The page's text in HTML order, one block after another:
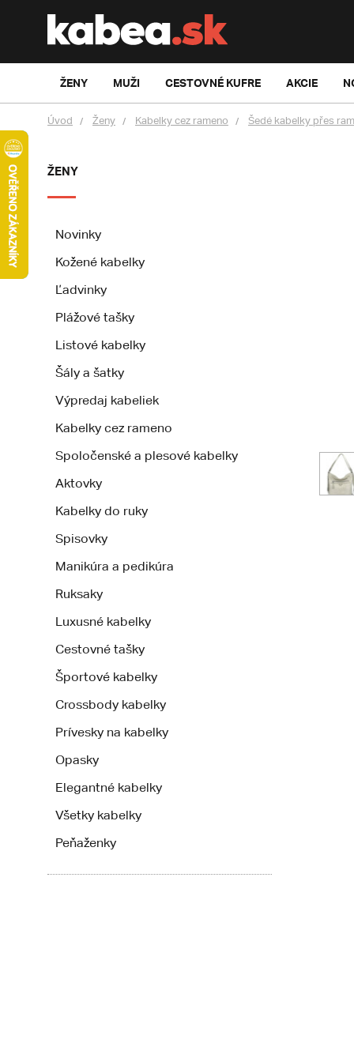
ŽENY MUŽI CESTOVNÉ KUFRE AKCIE
Úvod Ženy Kabelky cez rameno Šedé kabelky přes
ŽENY
Novinky
Kožené kabelky
Ľadvinky
Plážové tašky
Listové kabelky
Šály a šatky
Výpredaj kabeliek
Kabelky cez rameno
Spoločenské a plesové kabelky
Aktovky
Kabelky do ruky
Spisovky
Manikúra a pedikúra
Ruksaky
Luxusné kabelky
Cestovné tašky
Športové kabelky
Crossbody kabelky
Prívesky na kabelky
Opasky
Elegantné kabelky
Všetky kabelky
Peňaženky